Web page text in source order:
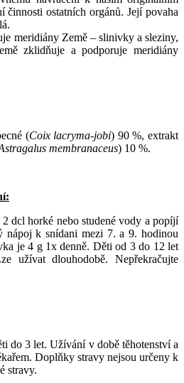
činnosti ostatních orgánů. Její povaha
meridiány Země – slinivky a sleziny,
zklidňuje a podporuje meridiány
(Coix lacryma-jobi) 90 %, extrakt
membranaceus) 10 %.
2 dcl horké nebo studené vody a popíjí
nápoj k snídani mezi 7. a 9. hodinou
je 4 g 1x denně. Děti od 3 do 12 let
užívat dlouhodobě. Nepřekračujte
do 3 let. Užívání v době těhotenství a
Doplňky stravy nejsou určeny k
stravy.